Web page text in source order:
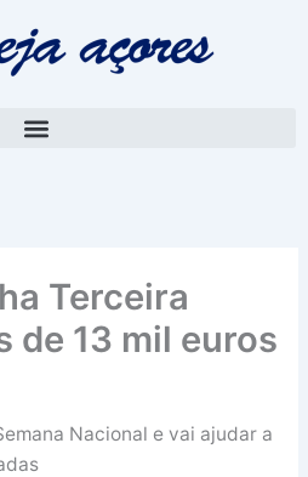
Terceira
de 13 mil euros
Nacional e vai ajudar a